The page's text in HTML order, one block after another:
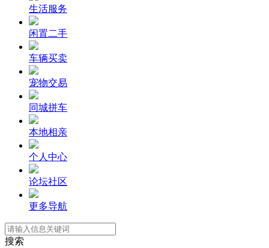
生活服务
闲置二手
车辆买卖
宠物交易
同城拼车
本地相亲
个人中心
论坛社区
更多导航
搜索